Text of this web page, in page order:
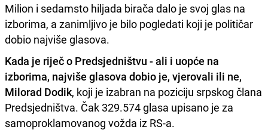
Milion i sedamsto hiljada birača dalo je svoj glas na
izborima, a zanimljivo je bilo pogledati koji je političar
dobio najviše glasova.
Kada je riječ o Predsjedništvu - ali i uopće na
izborima, najviše glasova dobio je, vjerovali ili ne,
Milorad Dodik, koji je izabran na poziciju srpskog člana
Predsjedništva. Čak 329.574 glasa upisano je za
samoproklamovanog vožda iz RS-a.